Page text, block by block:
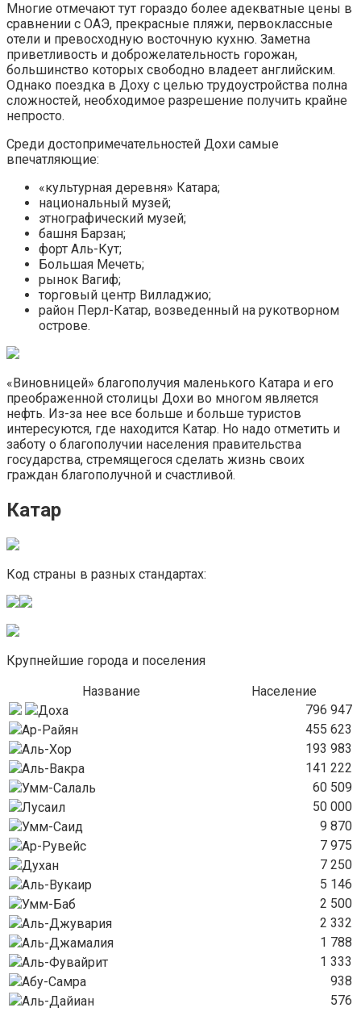
Многие отмечают тут гораздо более адекватные цены в
сравнении с ОАЭ, прекрасные пляжи, первоклассные
отели и превосходную восточную кухню. Заметна
приветливость и доброжелательность горожан,
большинство которых свободно владеет английским.
Однако поездка в Доху с целью трудоустройства полна
сложностей, необходимое разрешение получить крайне
непросто.
Среди достопримечательностей Дохи самые
впечатляющие:
«культурная деревня» Катара;
национальный музей;
этнографический музей;
башня Барзан;
форт Аль-Кут;
Большая Мечеть;
рынок Вагиф;
торговый центр Вилладжио;
район Перл-Катар, возведенный на рукотворном
острове.
«Виновницей» благополучия маленького Катара и его
преображенной столицы Дохи во многом является
нефть. Из-за нее все больше и больше туристов
интересуются, где находится Катар. Но надо отметить и
заботу о благополучии населения правительства
государства, стремящегося сделать жизнь своих
граждан благополучной и счастливой.
Катар
Код страны в разных стандартах:
Крупнейшие города и поселения
Название
Население
Доха
796 947
Ар-Райян
455 623
Аль-Хор
193 983
Аль-Вакра
141 222
Умм-Салаль
60 509
Лусаил
50 000
Умм-Саид
9 870
Ар-Рувейс
7 975
Духан
7 250
Аль-Вукаир
5 146
Умм-Баб
2 500
Аль-Джувария
2 332
Аль-Джамалия
1 788
Аль-Фувайрит
1 333
Абу-Самра
938
Аль-Дайиан
576